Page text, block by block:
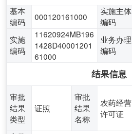
基本
编码
000120161000
实施主体
编码
实施
编码
11620924MB196
1428D40001201
61000
业务办理
编码
结果信息
审批
结果
类型
证照
审批
结果
名称
农药经营
许可证